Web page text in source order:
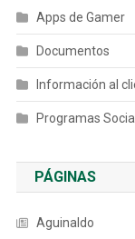
Apps de Gamer
Documentos
Información al
Programas
PÁGINAS
Aguinaldo